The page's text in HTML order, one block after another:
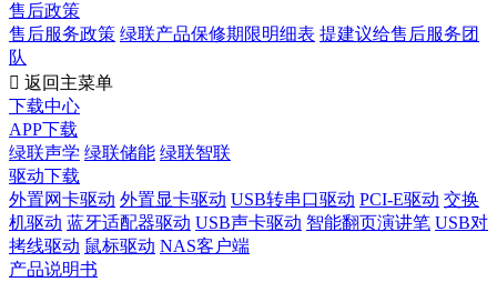
售后政策
售后服务政策 绿联产品保修期限明细表 提建议给售后服务团
队
 返回主菜单
下载中心
APP下载
绿联声学 绿联储能 绿联智联
驱动下载
外置网卡驱动 外置显卡驱动 USB转串口驱动 PCI-E驱动 交换
机驱动 蓝牙适配器驱动 USB声卡驱动 智能翻页演讲笔 USB对
拷线驱动 鼠标驱动 NAS客户端
产品说明书